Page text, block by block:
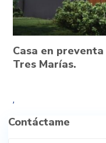
Casa en
Tres Marías.
,
Contáctame